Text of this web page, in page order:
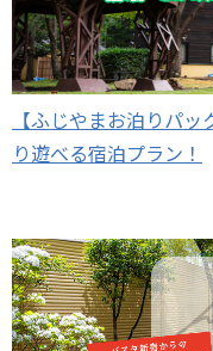
【ふじやまお泊りパ
り遊べる宿泊プラン！